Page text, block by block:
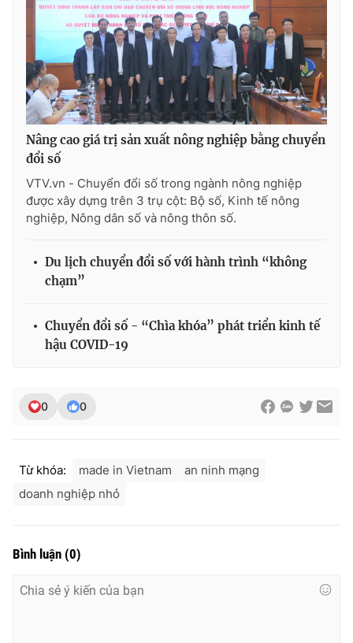
THỜI BÁO VTV
Theo dõi báo trên
Cơ quan chủ quản:Đài Truyền hình Việt Nam
Cơ quan báo chí: Thời báo VTV
cấp ngày 29/12/2023
Tổng Biên tập:
Nguyễn Trọng Ninh
Tổng đài VTV:024.38 355 931 - 024.38 355 932
Liên hệ quảng cáo:
Nâng cao giá trị sản xuất nông nghiệp bằng chuyển
đổi số
VTV.vn - Chuyển đổi số trong ngành nông nghiệp
được xây dựng trên 3 trụ cột: Bộ số, Kinh tế nông
nghiệp, Nông dân số và nông thôn số.
Du lịch chuyển đổi số với hành trình “không
chạm”
Chuyển đổi số - “Chìa khóa” phát triển kinh tế
hậu COVID-19
0 0
Từ khóa: made in Vietnam
an ninh mạng
doanh nghiệp nhỏ
Bình luận (0)